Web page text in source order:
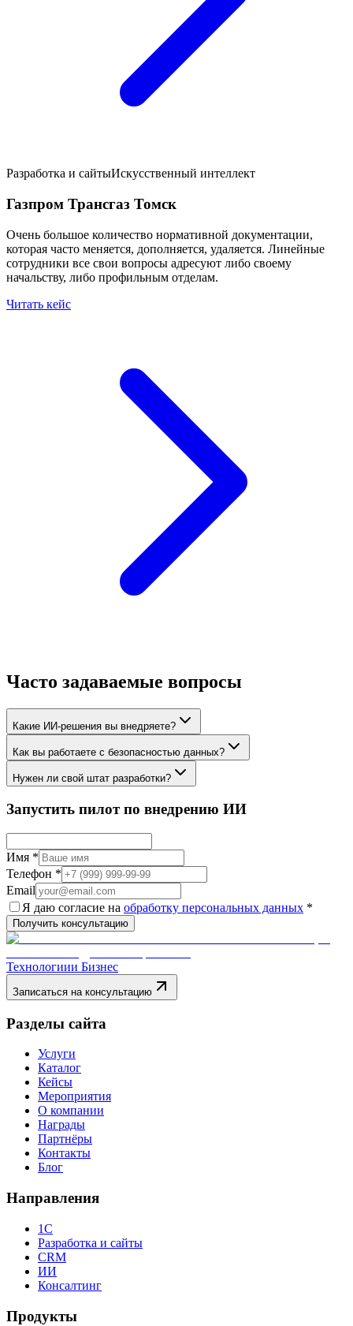
Разработка и сайтыИскусственный интеллект
Газпром Трансгаз Томск
Очень большое количество нормативной документации,
которая часто меняется, дополняется, удаляется. Линейные
сотрудники все свои вопросы адресуют либо своему
начальству, либо профильным отделам.
Читать кейс
Часто задаваемые вопросы
Какие ИИ-решения вы внедряете?
Как вы работаете с безопасностью данных?
Нужен ли свой штат разработки?
Запустить пилот по внедрению ИИ
Имя *
Телефон *
Email
Я даю согласие на обработку персональных данных *
Получить консультацию
Технологиии Бизнес
Записаться на консультацию
Разделы сайта
Услуги
Каталог
Кейсы
Мероприятия
О компании
Награды
Партнёры
Контакты
Блог
Направления
1С
Разработка и сайты
CRM
ИИ
Консалтинг
Продукты